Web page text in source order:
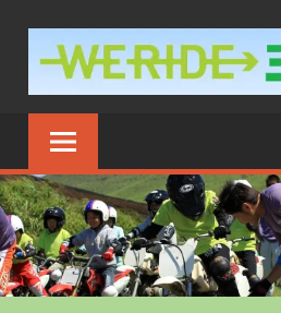
へ
ス
キ
ッ
プ
三
宅
島